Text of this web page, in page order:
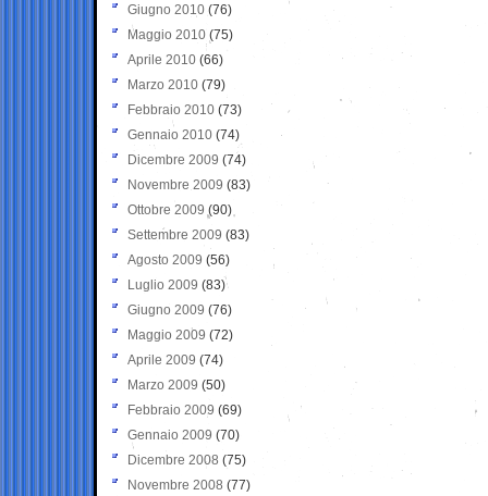
Giugno 2010 (76)
Maggio 2010 (75)
Aprile 2010 (66)
Marzo 2010 (79)
Febbraio 2010 (73)
Gennaio 2010 (74)
Dicembre 2009 (74)
Novembre 2009 (83)
Ottobre 2009 (90)
Settembre 2009 (83)
Agosto 2009 (56)
Luglio 2009 (83)
Giugno 2009 (76)
Maggio 2009 (72)
Aprile 2009 (74)
Marzo 2009 (50)
Febbraio 2009 (69)
Gennaio 2009 (70)
Dicembre 2008 (75)
Novembre 2008 (77)